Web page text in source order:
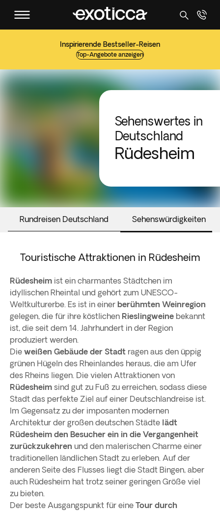
Inspirierende Bestseller-Reisen
Top-Angebote anzeigen
Sehenswertes in
Deutschland
Rüdesheim
Rundreisen Deutschland Sehenswürdigkeiten
Touristische Attraktionen in Rüdesheim
Rüdesheim ist ein charmantes Städtchen im
idyllischen Rheintal und gehört zum UNESCO-
Weltkulturerbe. Es ist in einer berühmten Weinregion
gelegen, die für ihre köstlichen Rieslingweine bekannt
ist, die seit dem 14. Jahrhundert in der Region
produziert werden.
Die weißen Gebäude der Stadt ragen aus den üppig
grünen Hügeln des Rheinlandes heraus, die am Ufer
des Rheins liegen. Die vielen Attraktionen von
Rüdesheim sind gut zu Fuß zu erreichen, sodass diese
Stadt das perfekte Ziel auf einer Deutschlandreise ist.
Im Gegensatz zu der imposanten modernen
Architektur der großen deutschen Städte lädt
Rüdesheim den Besucher ein in die Vergangenheit
zurückzukehren und den malerischen Charme einer
traditionellen ländlichen Stadt zu erleben. Auf der
anderen Seite des Flusses liegt die Stadt Bingen, aber
auch Rüdesheim hat trotz seiner geringen Größe viel
zu bieten.
Der beste Ausgangspunkt für eine Tour durch